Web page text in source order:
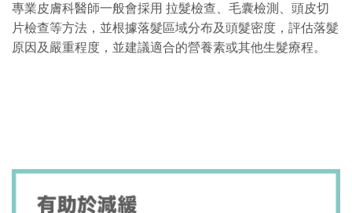
專業皮膚科醫師一般會採用 拉髮檢查、毛囊檢測、頭皮切
片檢查等方法，並根據落髮區域分布及頭髮密度，評估落髮
原因及嚴重程度，並建議適合的營養素或其他生髮療程。